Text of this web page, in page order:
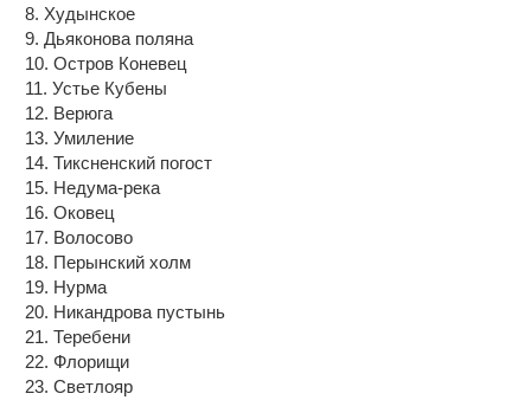
8. Худынское
9. Дьяконова поляна
10. Остров Коневец
11. Устье Кубены
12. Верюга
13. Умиление
14. Тиксненский погост
15. Недума-река
16. Оковец
17. Волосово
18. Перынский холм
19. Нурма
20. Никандрова пустынь
21. Теребени
22. Флорищи
23. Светлояр